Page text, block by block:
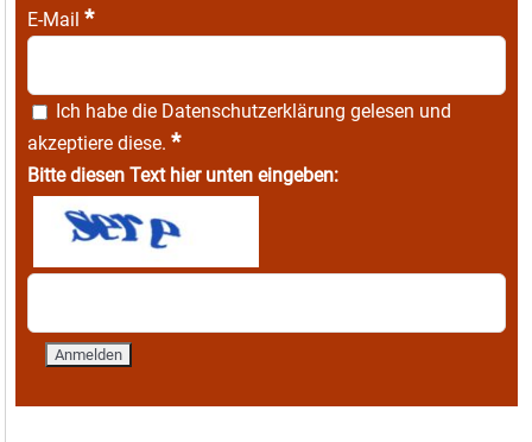
E-Mail *
Ich habe die Datenschutzerklärung gelesen und
akzeptiere diese. *
Bitte diesen Text hier unten eingeben: